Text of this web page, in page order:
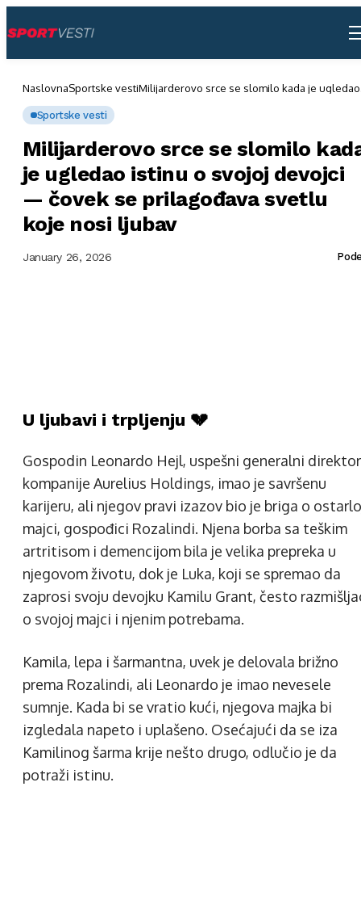
NaslovnaSportske vestiMilijarderovo srce se slomilo kada je ugledao
Sportske vesti
Milijarderovo srce se slomilo
je ugledao istinu o svojoj devojci
— čovek se prilagođava svetlu
koje nosi ljubav
January 26, 2026
U ljubavi i trpljenju 💔
Gospodin Leonardo Hejl, uspešni generalni direktor
kompanije Aurelius Holdings, imao je savršenu
karijeru, ali njegov pravi izazov bio je briga o
majci, gospođici Rozalindi. Njena borba sa teškim
artritisom i demencijom bila je velika prepreka u
njegovom životu, dok je Luka, koji se spremao da
zaprosi svoju devojku Kamilu Grant, često
o svojoj majci i njenim potrebama.
Kamila, lepa i šarmantna, uvek je delovala brižno
prema Rozalindi, ali Leonardo je imao nevesele
sumnje. Kada bi se vratio kući, njegova majka bi
izgledala napeto i uplašeno. Osećajući da se iza
Kamilinog šarma krije nešto drugo, odlučio je da
potraži istinu.